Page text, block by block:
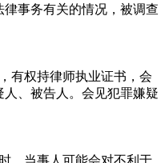
事务有关的情况，被调查
有权持律师执业证书，会
、被告人。会见犯罪嫌疑
，当事人可能会对不利于